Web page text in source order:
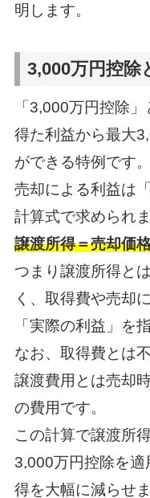
明します。
3,000万円控除
「3,000万円控除
得た利益から最大
ができる特例です。
売却による利益は
計算式で求められま
譲渡所得＝売却価
つまり譲渡所得と
く、取得費や売却
「実際の利益」を
なお、取得費とは
譲渡費用とは売却
の費用です。
この計算で譲渡所
3,000万円控除を
得を大幅に減らせま